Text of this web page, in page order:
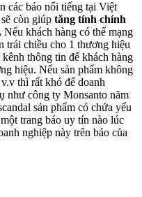
các báo nổi tiếng tại Việt
còn giúp tăng tính chính
Nếu khách hàng có thể mạng
trái chiều cho 1 thương hiệu
thông tin để khách hàng
hiệu. Nếu sản phẩm không
thì rất khó để doanh
như công ty Monsanto năm
sản phẩm có chứa yếu
trang báo uy tín nào lúc
nghiệp này trên báo của